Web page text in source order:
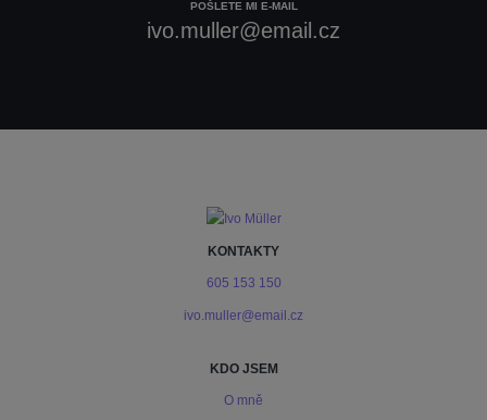
POŠLETE MI E-MAIL
ivo.muller@email.cz
KONTAKTY
605 153 150
ivo.muller@email.cz
KDO JSEM
O mně